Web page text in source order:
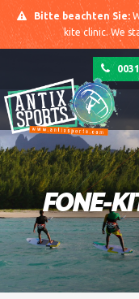
Bitte beachten Sie:
kite clinic. We
FONE-